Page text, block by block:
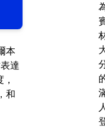
本
達
和